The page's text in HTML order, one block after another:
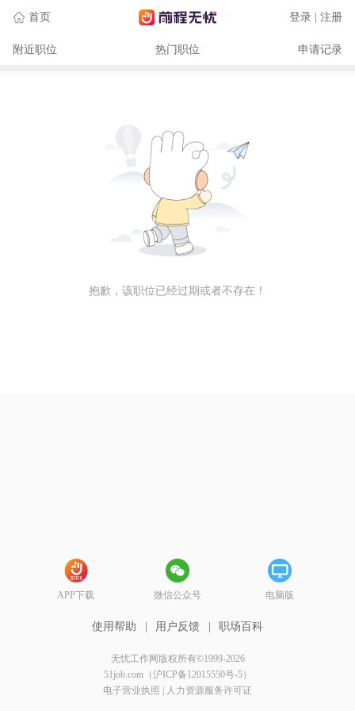
首页 登录 | 注册
附近职位 热门职位 申请记录
抱歉，该职位已经过期或者不存在！
APP下载 微信公众号 电脑版
使用帮助 用户反馈 职场百科
无忧工作网版权所有©1999-2026
51job.com（沪ICP备12015550号-5）
电子营业执照
人力资源服务许可证